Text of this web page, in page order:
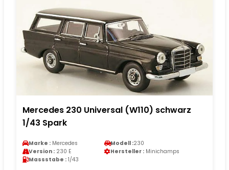
Mercedes 230 Universal (W110) schwarz
1/43 Spark
Marke : Mercedes Modell :230
Version : 230 E Hersteller : Minichamps
Massstabe : 1/43